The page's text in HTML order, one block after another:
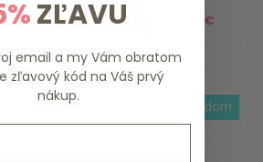
€ 109.90 €
skladom
ZĽAVU
email a my Vám obratom
zľavový kód na Váš prvý
nákup.